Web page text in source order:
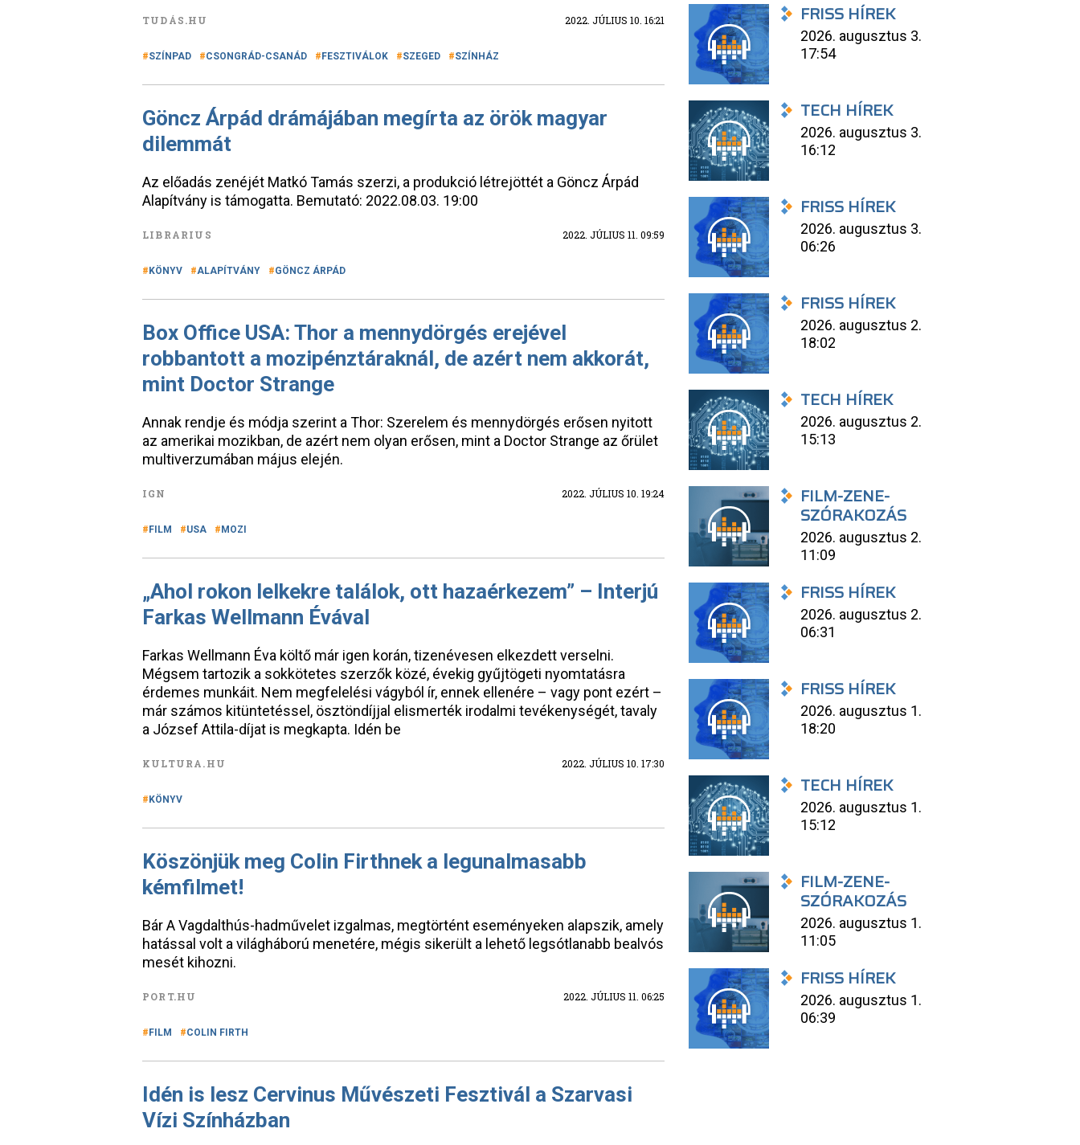
TUDÁS.HU 2022. JÚLIUS 10. 16:21
SZÍNPAD CSONGRÁD-CSANÁD FESZTIVÁLOK SZEGED SZÍNHÁZ
Göncz Árpád drámájában megírta az örök magyar
dilemmát
Az előadás zenéjét Matkó Tamás szerzi, a produkció létrejöttét a Göncz Árpád
Alapítvány is támogatta. Bemutató: 2022.08.03. 19:00
LIBRARIUS 2022. JÚLIUS 11. 09:59
KÖNYV ALAPÍTVÁNY GÖNCZ ÁRPÁD
Box Office USA: Thor a mennydörgés erejével
robbantott a mozipénztáraknál, de azért nem akkorát,
mint Doctor Strange
Annak rendje és módja szerint a Thor: Szerelem és mennydörgés erősen nyitott
az amerikai mozikban, de azért nem olyan erősen, mint a Doctor Strange az őrület
multiverzumában május elején.
IGN 2022. JÚLIUS 10. 19:24
FILM USA MOZI
„Ahol rokon lelkekre találok, ott hazaérkezem” – Interjú
Farkas Wellmann Évával
Farkas Wellmann Éva költő már igen korán, tizenévesen elkezdett verselni.
Mégsem tartozik a sokkötetes szerzők közé, évekig gyűjtögeti nyomtatásra
érdemes munkáit. Nem megfelelési vágyból ír, ennek ellenére – vagy pont ezért –
már számos kitüntetéssel, ösztöndíjjal elismerték irodalmi tevékenységét, tavaly
a József Attila-díjat is megkapta. Idén be
KULTURA.HU 2022. JÚLIUS 10. 17:30
KÖNYV
Köszönjük meg Colin Firthnek a legunalmasabb
kémfilmet!
Bár A Vagdalthús-hadművelet izgalmas, megtörtént eseményeken alapszik, amely
hatással volt a világháború menetére, mégis sikerült a lehető legsótlanabb bealvós
mesét kihozni.
PORT.HU 2022. JÚLIUS 11. 06:25
FILM COLIN FIRTH
Idén is lesz Cervinus Művészeti Fesztivál a Szarvasi
Vízi Színházban
FRISS HÍREK
2026. augusztus 3.
17:54
TECH HÍREK
2026. augusztus 3.
16:12
FRISS HÍREK
2026. augusztus 3.
06:26
FRISS HÍREK
2026. augusztus 2.
18:02
TECH HÍREK
2026. augusztus 2.
15:13
FILM-ZENE-
SZÓRAKOZÁS
2026. augusztus 2.
11:09
FRISS HÍREK
2026. augusztus 2.
06:31
FRISS HÍREK
2026. augusztus 1.
18:20
TECH HÍREK
2026. augusztus 1.
15:12
FILM-ZENE-
SZÓRAKOZÁS
2026. augusztus 1.
11:05
FRISS HÍREK
2026. augusztus 1.
06:39